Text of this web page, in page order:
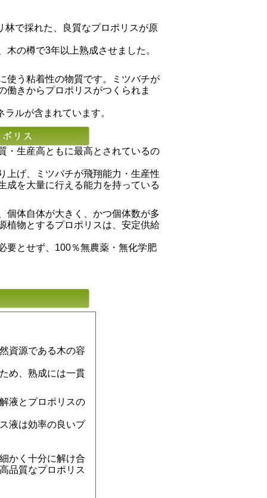
林で採れた、良質なプロポリスが原
の樽で3年以上熟成させました。
使う粘着性の物質です。ミツバチが
働きからプロポリスがつくられま
ルが含まれています。
・生産高ともに最高とされているの
上げ、ミツバチが飛翔能力・生産性
成を大量に行える能力を持っている
個体自体が大きく、かつ個体数が多
植物とするプロポリスは、安定供給
要とせず、100％無農薬・無化学肥
資源である木の容
め、熟成には一貫
液とプロポリスの
液は効率の良いプ
かく十分に解け合
品質なプロポリス